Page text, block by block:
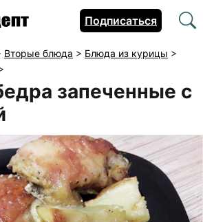
Подписаться
Вторые блюда > Блюда из курицы >
запеченные с